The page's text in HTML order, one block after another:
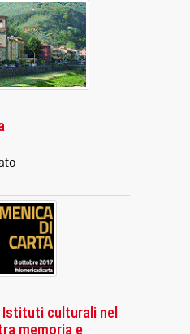
Istituti culturali nel
memoria e